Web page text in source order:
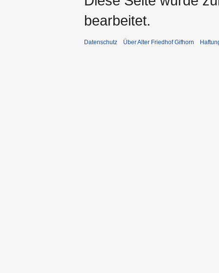
bearbeitet.
Datenschutz Über Alter Friedhof Gifhorn